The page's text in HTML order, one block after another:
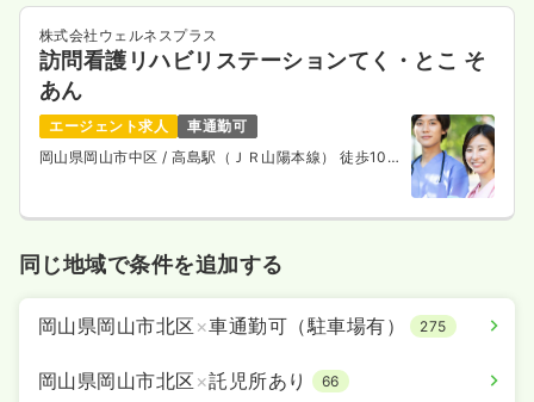
株式会社ウェルネスプラス
訪問看護リハビリステーションてく・とこ そ
あん
エージェント求人
車通勤可
岡山県岡山市中区 / 高島駅（ＪＲ山陽本線） 徒歩10
同じ地域で条件を追加する
岡山県岡山市北区 ×車通勤可（駐車場有） 275
岡山県岡山市北区 ×託児所あり 66